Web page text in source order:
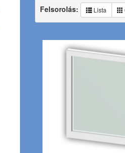
Felsorolás: Lista